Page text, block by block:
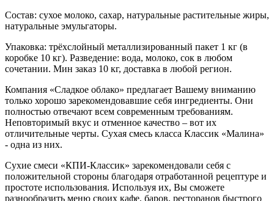
Состав: сухое молоко, сахар, натуральные растительные жиры,
натуральные эмульгаторы.
Упаковка: трёхслойный металлизированный пакет 1 кг (в
коробке 10 кг). Разведение: вода, молоко, сок в любом
сочетании. Мин заказ 10 кг, доставка в любой регион.
Компания «Сладкое облако» предлагает Вашему вниманию
только хорошо зарекомендовавшие себя ингредиенты. Они
полностью отвечают всем современным требованиям.
Неповторимый вкус и отменное качество – вот их
отличительные черты. Сухая смесь класса Классик «Малина»
- одна из них.
Сухие смеси «КПИ-Классик» зарекомендовали себя с
положительной стороны благодаря отработанной рецептуре и
простоте использования. Используя их, Вы сможете
разнообразить меню своих кафе, баров, ресторанов быстрого